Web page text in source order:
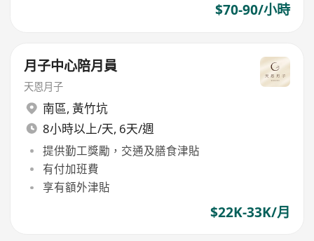
$70-90/小時
月子中心陪月員
天恩月子
南區, 黃竹坑
8小時以上/天, 6天/週
提供勤工獎勵，交通及膳食津貼
有付加班費
享有額外津貼
$22K-33K/月